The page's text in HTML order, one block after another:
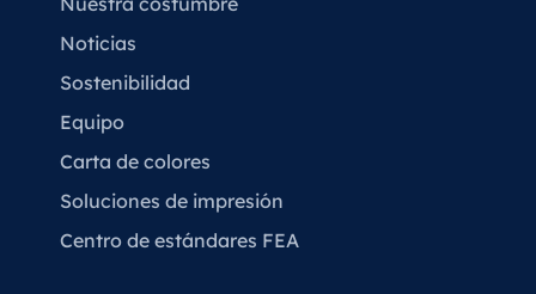
Noticias
Sostenibilidad
Equipo
Carta de colores
Soluciones de impresión
Centro de estándares FEA